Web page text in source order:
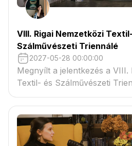
VIII. Rigai Nemzetközi
Szálművészeti Triennálé
2027-05-28 00:00:00
Megnyílt a jelentkezés a VIII.
Textil- és Szálművészeti